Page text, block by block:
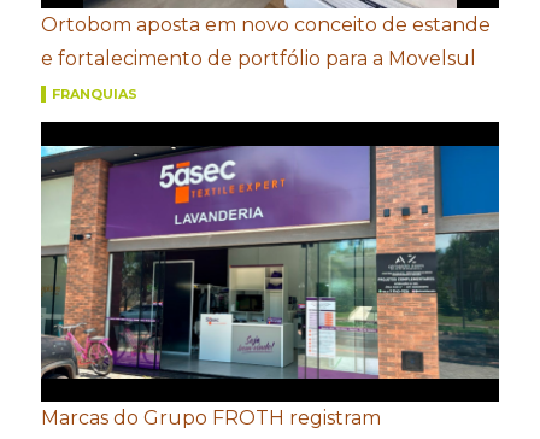
Ortobom aposta em novo conceito de estande
e fortalecimento de portfólio para a Movelsul
FRANQUIAS
Marcas do Grupo FROTH registram